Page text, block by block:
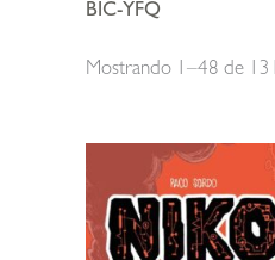
BIC-YFQ
Mostrando 1–48 de